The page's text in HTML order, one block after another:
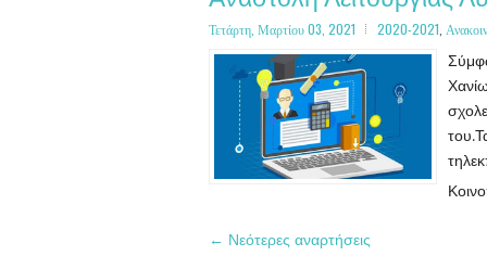
Τετάρτη, Μαρτίου 03, 2021 2020-2021,
← Νεότερες αναρτήσεις